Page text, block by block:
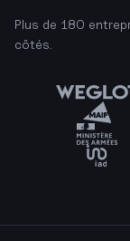
Plus de 180
côtés.